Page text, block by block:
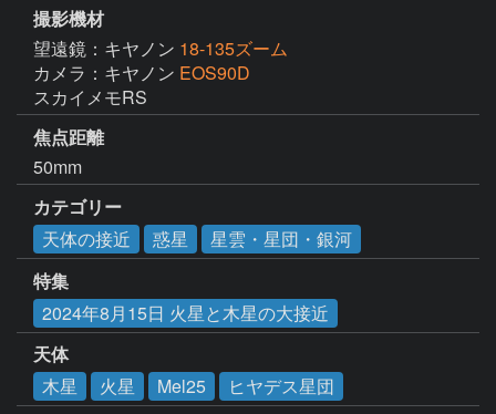
撮影機材
望遠鏡：キヤノン 18-135ズーム
カメラ：キヤノン EOS90D
スカイメモRS
焦点距離
50mm
カテゴリー
天体の接近
惑星
星雲・星団・銀河
特集
2024年8月15日 火星と木星の大接近
天体
木星
火星 Mel25 ヒヤデス星団